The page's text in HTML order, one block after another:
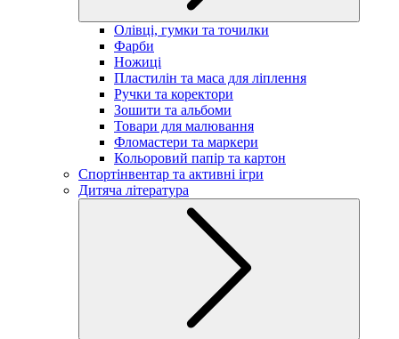
Олівці, гумки та точилки
Фарби
Ножиці
Пластилін та маса для ліплення
Ручки та коректори
Зошити та альбоми
Товари для малювання
Фломастери та маркери
Кольоровий папір та картон
Спортінвентар та активні ігри
Дитяча література